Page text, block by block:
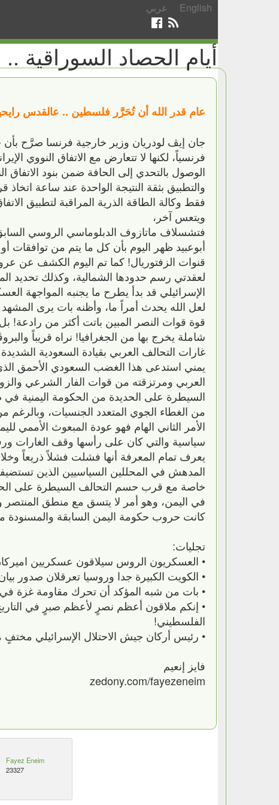
عربي English
أيام الحصاد السوراقية ..
عام قدر الله أن تُحَرَّر فلسطين .. عالقدس
الوصول بالتحدي إلى الحافة ضمن بنود الاتفاق
والتطبيق بثقة النتيجة الواحدة عند ساعة
فقط وكالة الطاقة الذرية المراقبة لتطبيق
ويتعس آخر،
فتشسلاف ماتازوف الدبلوماسي الروسي
أبوعبيد ظهر اليوم بأن كل ما يتم من
قنوات الزفتوريال! كما تم اليوم الكشف عن
لعقدتي رسم حدودها الشمالية، وكذلك تحديد
الإسرائيلي قد بدأ يطرح ما يجنبه المواجهة
لعل الله يحدث أمراً ما، وأظنه بات يرى المشهد
قوة قوات النصر المبين باتت أكثر من رادعة!
شاملة يخرج بها من الجغرافيا! نراه قريباً
غارات التحالف العربي بقيادة السعودية
يمني استدعى هذا الغضب السعودي الأحمق
العربي ومرتزقته من قوات الفار الشرعي
السيطرة على الحديدة من الحكومة اليمنية في
من الغطاء الجوي المتعدد الجنسيات، وبالرغم
الأمر الثاني الهام فهو عودة المبعوث
سياسية والتي كان على رأسها وقف الغارات
يعرف تمام المعرفة أنها فشلت فشلاً ذريعاً وخلال أكثر من 3 أعوام في
المدهش في المحللين السياسيين الذين
خاصة مع قرب حسم التحالف السيطرة على
في اليمن، وهو أمر لا يتسق مع منطق المنتصر
كانت حروب حكومة اليمن السابقة والمسنودة
تجليات:
• العسكريون الروس سيلاقون عسكريين
• الكويت الكبيرة جدا وروسيا تعرقلان صدور
• بات من شبه المؤكد أن تحرك مقاومة غزة في
• إنكم ملاقون أعظم نصرٍ لأعظم صبرٍ في
الفلسطيني!
• رئيس أركان جيش الاحتلال الإسرائيلي مختفٍ منذ الخميس 10 أيار/مايو! ومبس كذلك مختفٍ عن
فايز إنعيم
zedony.com/fayezeneim
Fayez Eneim
23327